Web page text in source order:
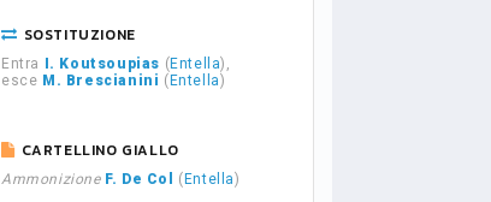
SOSTITUZIONE
Entra I. Koutsoupias ( Entella),
esce M. Brescianini ( Entella)
CARTELLINO GIALLO
Ammonizione F. De Col ( Entella)